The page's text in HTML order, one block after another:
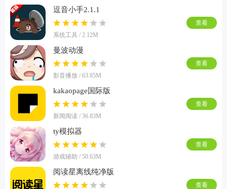
逗音小手2.1.1
系统工具 / 2.12M
查看
曼波动漫
影音播放 / 63.85M
查看
kakaopage国际版
新闻阅读 / 36.83M
查看
ty模拟器
游戏辅助 / 50.63M
查看
阅读星离线纯净版
查看